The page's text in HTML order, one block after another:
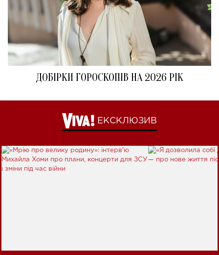
ДОБІРКИ ГОРОСКОПІВ НА 2026 РІК
ЕКСКЛЮЗИВ